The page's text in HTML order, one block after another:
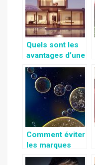
Quels sont les
avantages d’une
maison pré
fabriquée ?
Comment éviter
les marques
dans votre